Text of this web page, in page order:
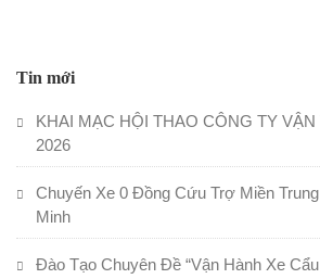
Tin mới
KHAI MẠC HỘI THAO CÔNG TY
2026
Chuyến Xe 0 Đồng Cứu Trợ Miền
Minh
Đào Tạo Chuyên Đề “Vận Hành Xe